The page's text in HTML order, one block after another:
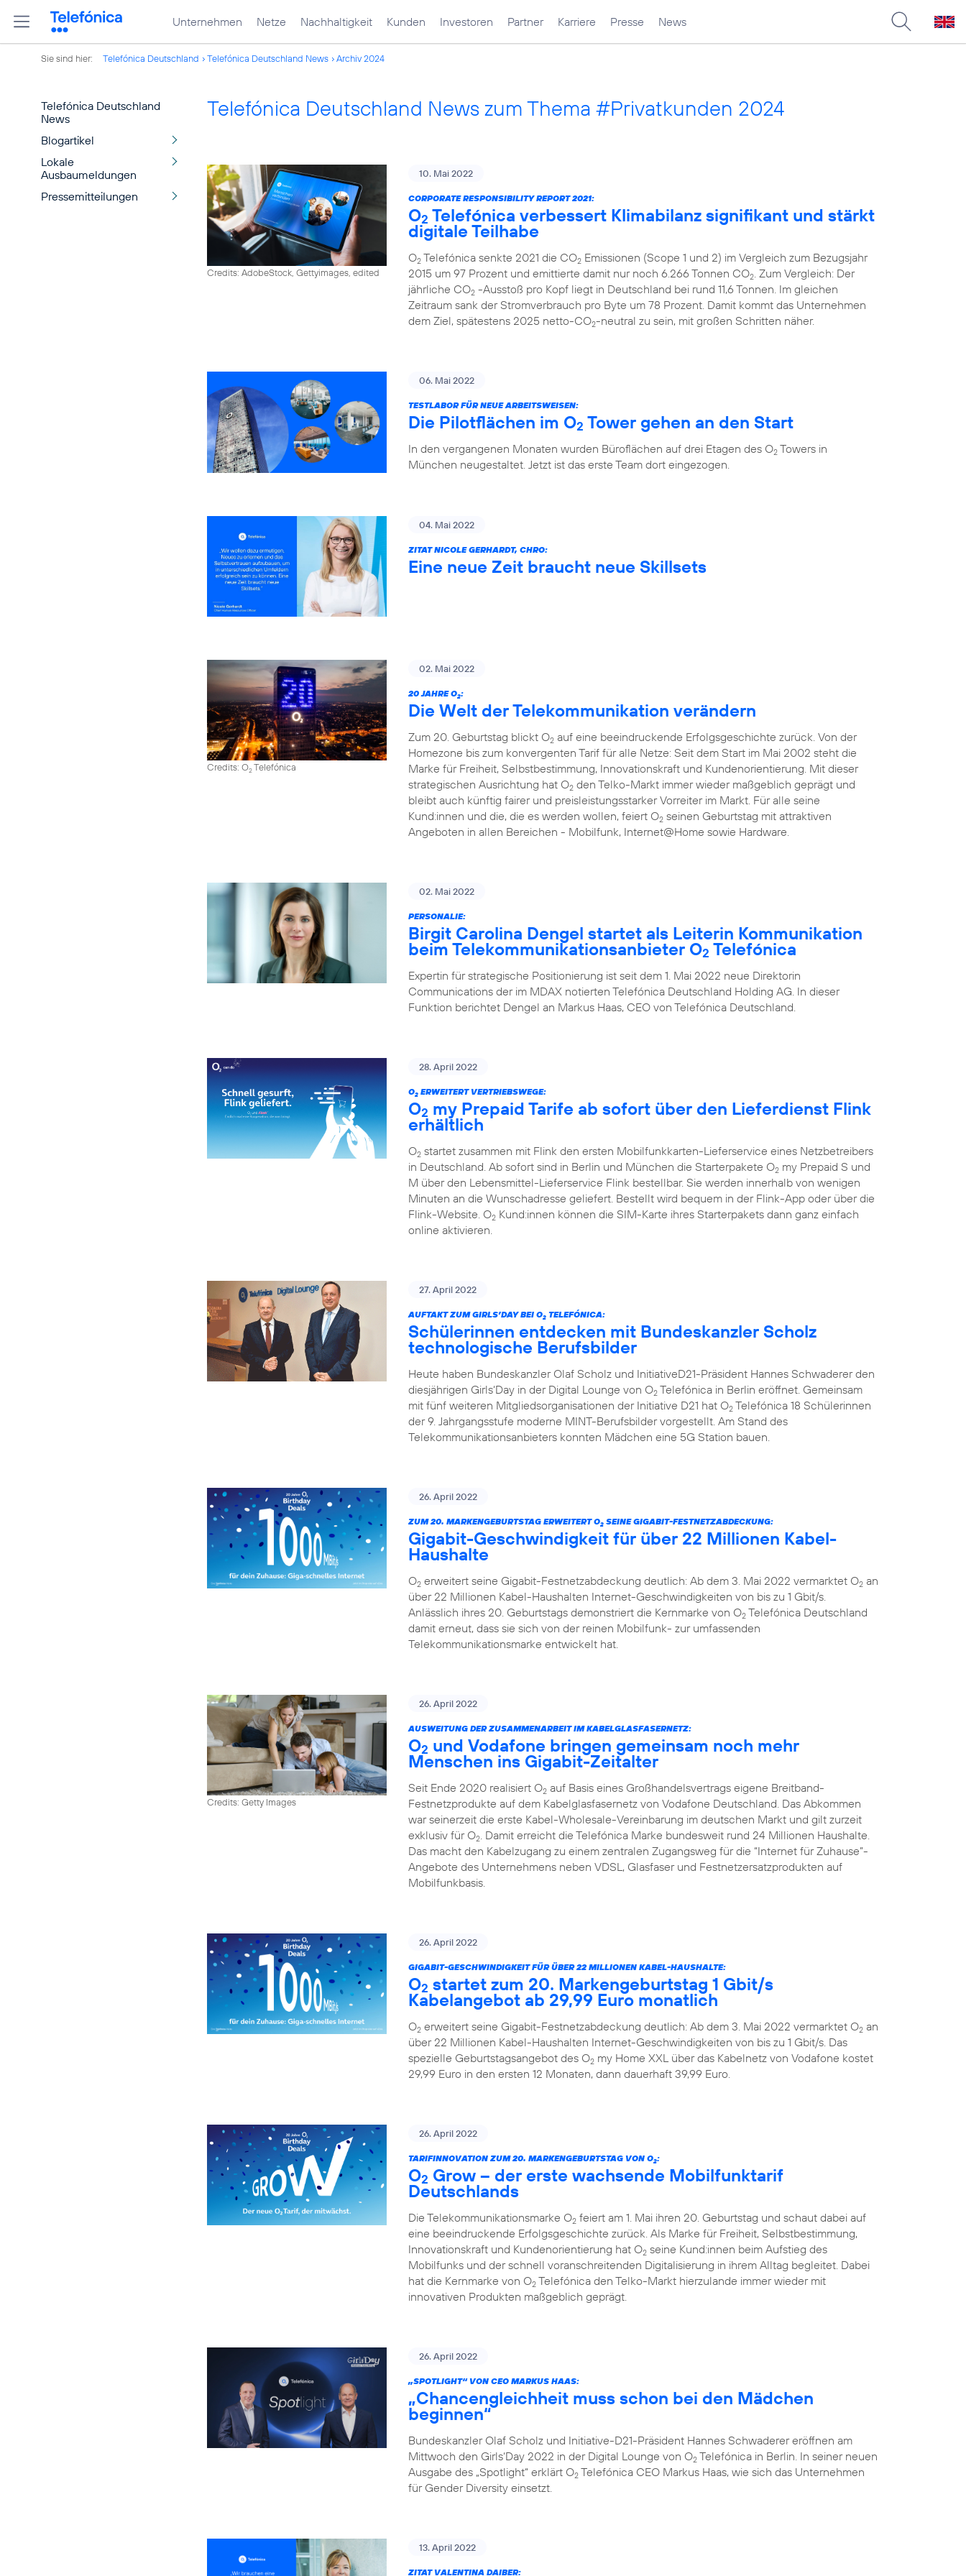
Unternehmen Netze Nachhaltigkeit Kunden Investoren Partner Karriere Presse News
Sie sind hier: Telefónica Deutschland Telefónica Deutschland News Archiv 2024
Telefónica Deutschland
News
Blogartikel
Lokale
Ausbaumeldungen
Pressemitteilungen
Telefónica Deutschland News zum Thema #Privatkunden 2024
Credits: AdobeStock, Gettyimages, edited
10. Mai 2022
CORPORATE RESPONSIBILITY REPORT 2021:
O2 Telefónica verbessert Klimabilanz signifikant und stärkt
digitale Teilhabe
O2 Telefónica senkte 2021 die CO2 Emissionen (Scope 1 und 2) im Vergleich zum Bezugsjahr
2015 um 97 Prozent und emittierte damit nur noch 6.266 Tonnen CO2. Zum Vergleich: Der
jährliche CO2 -Ausstoß pro Kopf liegt in Deutschland bei rund 11,6 Tonnen. Im gleichen
Zeitraum sank der Stromverbrauch pro Byte um 78 Prozent. Damit kommt das Unternehmen
dem Ziel, spätestens 2025 netto-CO2-neutral zu sein, mit großen Schritten näher.
06. Mai 2022
TESTLABOR FÜR NEUE ARBEITSWEISEN:
Die Pilotflächen im O2 Tower gehen an den Start
In den vergangenen Monaten wurden Büroflächen auf drei Etagen des O2 Towers in
München neugestaltet. Jetzt ist das erste Team dort eingezogen.
04. Mai 2022
ZITAT NICOLE GERHARDT, CHRO:
Eine neue Zeit braucht neue Skillsets
Credits: O2Telefónica
02. Mai 2022
20 JAHRE O2:
Die Welt der Telekommunikation verändern
Zum 20. Geburtstag blickt O2 auf eine beeindruckende Erfolgsgeschichte zurück. Von der
Homezone bis zum konvergenten Tarif für alle Netze: Seit dem Start im Mai 2002 steht die
Marke für Freiheit, Selbstbestimmung, Innovationskraft und Kundenorientierung. Mit dieser
strategischen Ausrichtung hat O2 den Telko-Markt immer wieder maßgeblich geprägt und
bleibt auch künftig fairer und preisleistungsstarker Vorreiter im Markt. Für alle seine
Kund:innen und die, die es werden wollen, feiert O2 seinen Geburtstag mit attraktiven
Angeboten in allen Bereichen - Mobilfunk, Internet@Home sowie Hardware.
02. Mai 2022
PERSONALIE:
Birgit Carolina Dengel startet als Leiterin Kommunikation
beim Telekommunikationsanbieter O2 Telefónica
Expertin für strategische Positionierung ist seit dem 1. Mai 2022 neue Direktorin
Communications der im MDAX notierten Telefónica Deutschland Holding AG. In dieser
Funktion berichtet Dengel an Markus Haas, CEO von Telefónica Deutschland.
28. April 2022
O2 ERWEITERT VERTRIEBSWEGE:
O2 my Prepaid Tarife ab sofort über den Lieferdienst Flink
erhältlich
O2 startet zusammen mit Flink den ersten Mobilfunkkarten-Lieferservice eines Netzbetreibers
in Deutschland. Ab sofort sind in Berlin und München die Starterpakete O2 my Prepaid S und
M über den Lebensmittel-Lieferservice Flink bestellbar. Sie werden innerhalb von wenigen
Minuten an die Wunschadresse geliefert. Bestellt wird bequem in der Flink-App oder über die
Flink-Website. O2 Kund:innen können die SIM-Karte ihres Starterpakets dann ganz einfach
online aktivieren.
27. April 2022
AUFTAKT ZUM GIRLS’DAY BEI O2 TELEFÓNICA:
Schülerinnen entdecken mit Bundeskanzler Scholz
technologische Berufsbilder
Heute haben Bundeskanzler Olaf Scholz und InitiativeD21-Präsident Hannes Schwaderer den
diesjährigen Girls‘Day in der Digital Lounge von O2 Telefónica in Berlin eröffnet. Gemeinsam
mit fünf weiteren Mitgliedsorganisationen der Initiative D21 hat O2 Telefónica 18 Schülerinnen
der 9. Jahrgangsstufe moderne MINT-Berufsbilder vorgestellt. Am Stand des
Telekommunikationsanbieters konnten Mädchen eine 5G Station bauen.
26. April 2022
ZUM 20. MARKENGEBURTSTAG ERWEITERT O2 SEINE GIGABIT-FESTNETZABDECKUNG:
Gigabit-Geschwindigkeit für über 22 Millionen Kabel-
Haushalte
O2 erweitert seine Gigabit-Festnetzabdeckung deutlich: Ab dem 3. Mai 2022 vermarktet O2 an
über 22 Millionen Kabel-Haushalten Internet-Geschwindigkeiten von bis zu 1 Gbit/s.
Anlässlich ihres 20. Geburtstags demonstriert die Kernmarke von O2 Telefónica Deutschland
damit erneut, dass sie sich von der reinen Mobilfunk- zur umfassenden
Telekommunikationsmarke entwickelt hat.
Credits: Getty Images
26. April 2022
AUSWEITUNG DER ZUSAMMENARBEIT IM KABELGLASFASERNETZ:
O2 und Vodafone bringen gemeinsam noch mehr
Menschen ins Gigabit-Zeitalter
Seit Ende 2020 realisiert O2 auf Basis eines Großhandelsvertrags eigene Breitband-
Festnetzprodukte auf dem Kabelglasfasernetz von Vodafone Deutschland. Das Abkommen
war seinerzeit die erste Kabel-Wholesale-Vereinbarung im deutschen Markt und gilt zurzeit
exklusiv für O2 . Damit erreicht die Telefónica Marke bundesweit rund 24 Millionen Haushalte.
Das macht den Kabelzugang zu einem zentralen Zugangsweg für die “Internet für Zuhause”-
Angebote des Unternehmens neben VDSL, Glasfaser und Festnetzersatzprodukten auf
Mobilfunkbasis.
26. April 2022
GIGABIT-GESCHWINDIGKEIT FÜR ÜBER 22 MILLIONEN KABEL-HAUSHALTE:
O2 startet zum 20. Markengeburtstag 1 Gbit/s
Kabelangebot ab 29,99 Euro monatlich
O2 erweitert seine Gigabit-Festnetzabdeckung deutlich: Ab dem 3. Mai 2022 vermarktet O2 an
über 22 Millionen Kabel-Haushalten Internet-Geschwindigkeiten von bis zu 1 Gbit/s. Das
spezielle Geburtstagsangebot des O2 my Home XXL über das Kabelnetz von Vodafone kostet
29,99 Euro in den ersten 12 Monaten, dann dauerhaft 39,99 Euro.
26. April 2022
TARIFINNOVATION ZUM 20. MARKENGEBURTSTAG VON O2:
O2 Grow – der erste wachsende Mobilfunktarif
Deutschlands
Die Telekommunikationsmarke O2 feiert am 1. Mai ihren 20. Geburtstag und schaut dabei auf
eine beeindruckende Erfolgsgeschichte zurück. Als Marke für Freiheit, Selbstbestimmung,
Innovationskraft und Kundenorientierung hat O2 seine Kund:innen beim Aufstieg des
Mobilfunks und der schnell voranschreitenden Digitalisierung in ihrem Alltag begleitet. Dabei
hat die Kernmarke von O2 Telefónica den Telko-Markt hierzulande immer wieder mit
innovativen Produkten maßgeblich geprägt.
26. April 2022
„SPOTLIGHT“ VON CEO MARKUS HAAS:
„Chancengleichheit muss schon bei den Mädchen
beginnen“
Bundeskanzler Olaf Scholz und Initiative-D21-Präsident Hannes Schwaderer eröffnen am
Mittwoch den Girls‘Day 2022 in der Digital Lounge von O2 Telefónica in Berlin. In seiner neuen
Ausgabe des „Spotlight“ erklärt O2 Telefónica CEO Markus Haas, wie sich das Unternehmen
für Gender Diversity einsetzt.
13. April 2022
ZITAT VALENTINA DAIBER: